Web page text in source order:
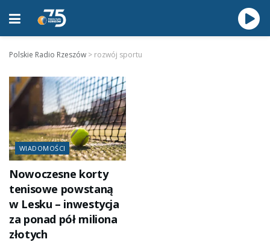
Polskie Radio Rzeszów > rozwój sportu
WIADOMOŚCI
Nowoczesne korty
tenisowe powstaną
w Lesku – inwestycja
za ponad pół miliona
złotych